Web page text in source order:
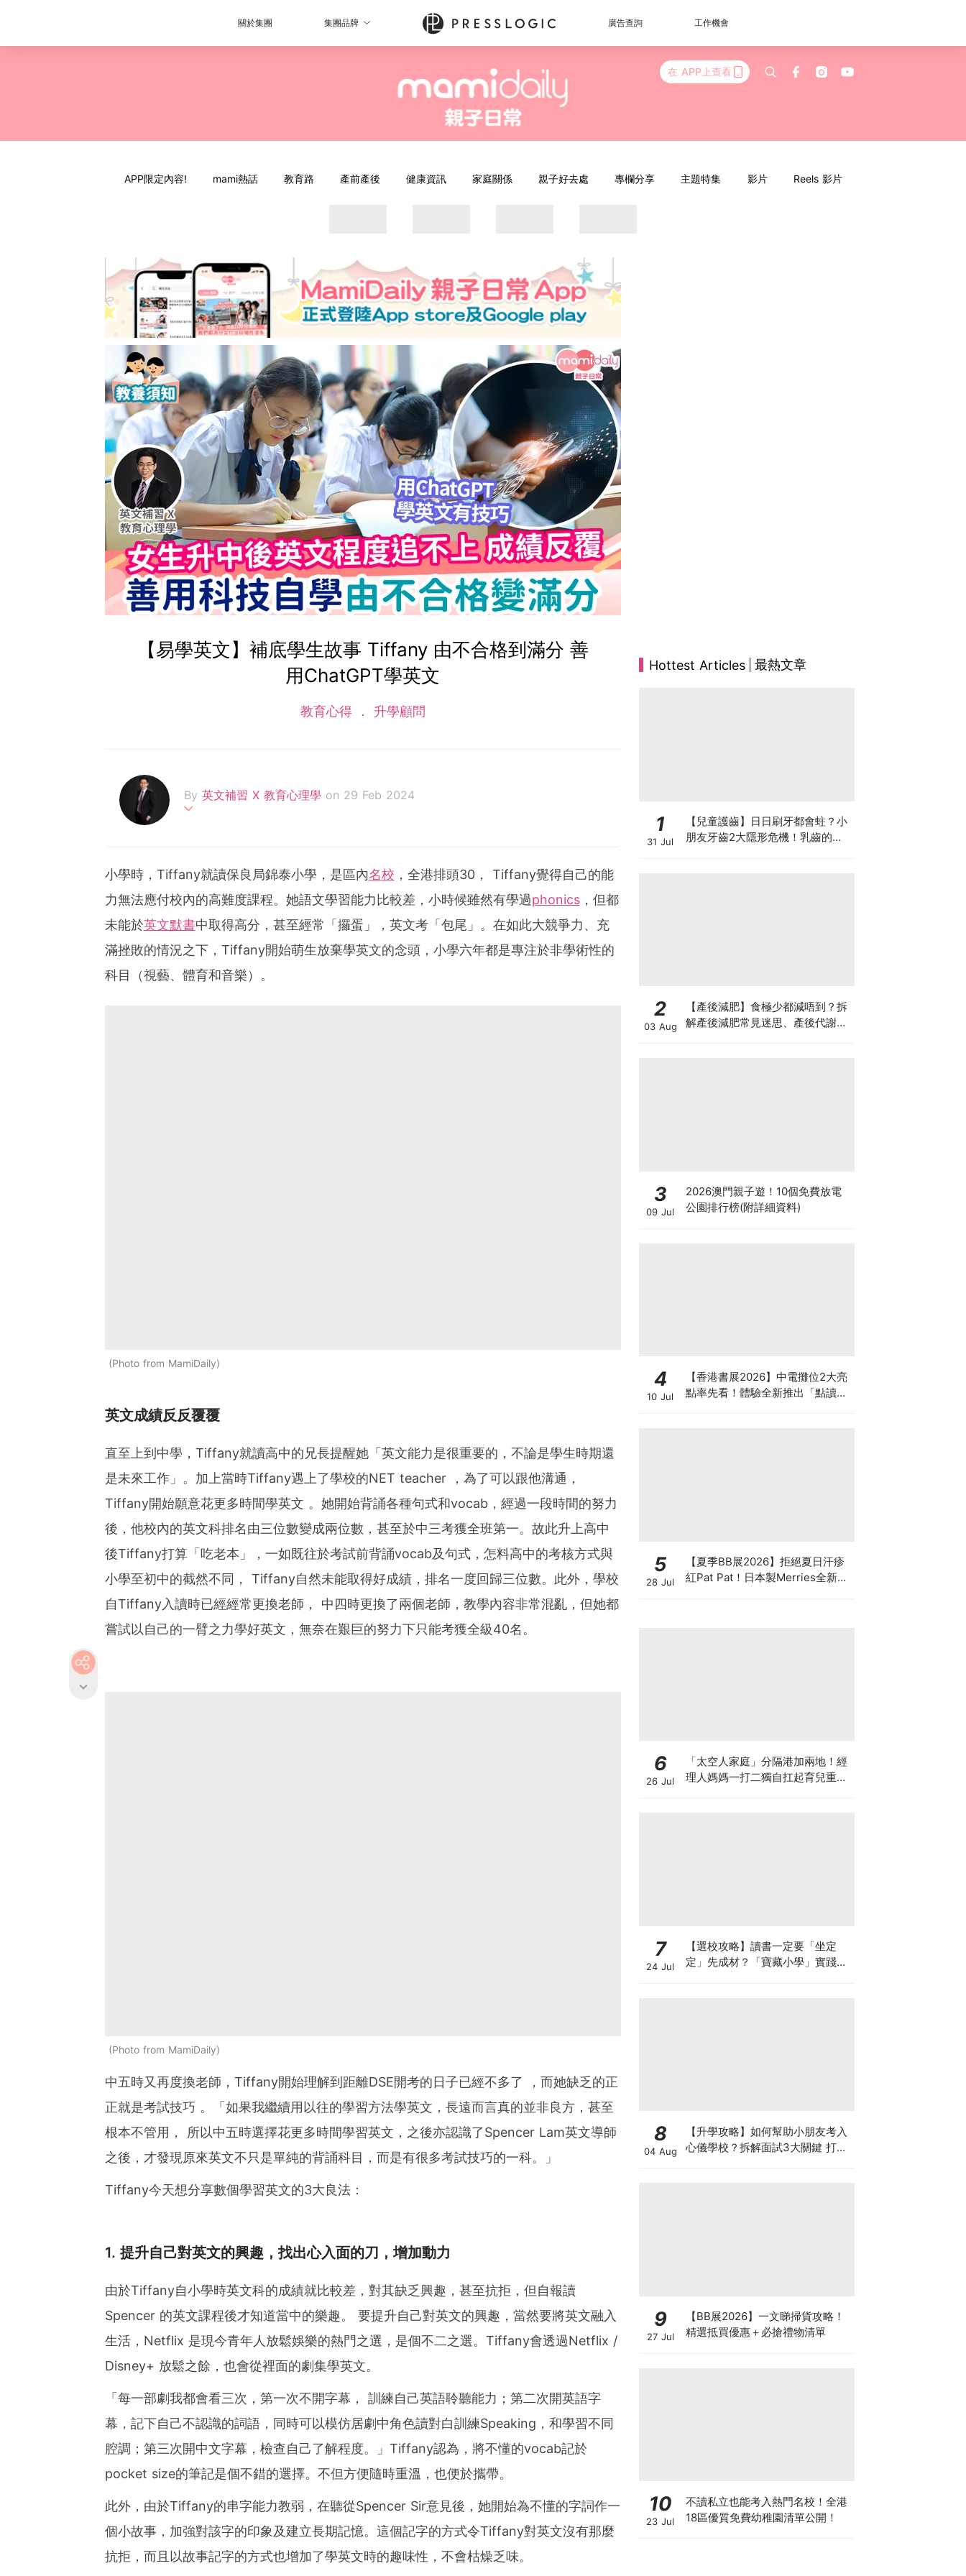
關於集團 集團品牌 廣告查詢 工作機會
在 APP上查看
APP限定內容! mami熱話 教育路 產前產後 健康資訊 家庭關係 親子好去處 專欄分享 主題特集 影片 Reels 影片
【易學英文】補底學生故事 Tiffany 由不合格到滿分 善
用ChatGPT學英文
教育心得 升學顧問
By 英文補習 X 教育心理學 on 29 Feb 2024
於短短8年間，已經幫超過1000名同學於英文上取得好成績
小學時，Tiffany就讀保良局錦泰小學，是區內名校 ，全港排頭30， Tiffany覺得自己的能
力無法應付校內的高難度課程。她語文學習能力比較差，小時候雖然有學過phonics，但都
未能於英文默書中取得高分，甚至經常「攞蛋」，英文考「包尾」。在如此大競爭力、充
滿挫敗的情況之下，Tiffany開始萌生放棄學英文的念頭，小學六年都是專注於非學術性的
科目（視藝、體育和音樂）。
Photo from MamiDaily
英文成績反反覆覆
直至上到中學，Tiffany就讀高中的兄長提醒她「英文能力是很重要的，不論是學生時期還
是未來工作」。加上當時Tiffany遇上了學校的NET teacher ，為了可以跟他溝通，
Tiffany開始願意花更多時間學英文 。她開始背誦各種句式和vocab，經過一段時間的努力
後，他校內的英文科排名由三位數變成兩位數，甚至於中三考獲全班第一。故此升上高中
後Tiffany打算「吃老本」，一如既往於考試前背誦vocab及句式，怎料高中的考核方式與
小學至初中的截然不同， Tiffany自然未能取得好成績，排名一度回歸三位數。此外，學校
自Tiffany入讀時已經經常更換老師， 中四時更換了兩個老師，教學內容非常混亂，但她都
嘗試以自己的一臂之力學好英文，無奈在艱巨的努力下只能考獲全級40名。
Photo from MamiDaily
中五時又再度換老師，Tiffany開始理解到距離DSE開考的日子已經不多了 ，而她缺乏的正
正就是考試技巧 。「如果我繼續用以往的學習方法學英文，長遠而言真的並非良方，甚至
根本不管用， 所以中五時選擇花更多時間學習英文，之後亦認識了Spencer Lam英文導師
之後，才發現原來英文不只是單純的背誦科目，而是有很多考試技巧的一科。」
Tiffany今天想分享數個學習英文的3大良法：
1. 提升自己對英文的興趣，找出心入面的刀，增加動力
由於Tiffany自小學時英文科的成績就比較差，對其缺乏興趣，甚至抗拒，但自報讀
Spencer 的英文課程後才知道當中的樂趣。 要提升自己對英文的興趣，當然要將英文融入
生活，Netflix 是現今青年人放鬆娛樂的熱門之選，是個不二之選。Tiffany會透過Netflix /
Disney+ 放鬆之餘，也會從裡面的劇集學英文。
「每一部劇我都會看三次，第一次不開字幕， 訓練自己英語聆聽能力；第二次開英語字
幕，記下自己不認識的詞語，同時可以模仿居劇中角色讀對白訓練Speaking，和學習不同
腔調；第三次開中文字幕，檢查自己了解程度。」Tiffany認為，將不懂的vocab記於
pocket size的筆記是個不錯的選擇。不但方便隨時重溫，也便於攜帶。
此外，由於Tiffany的串字能力教弱，在聽從Spencer Sir意見後，她開始為不懂的字詞作一
個小故事，加強對該字的印象及建立長期記憶。這個記字的方式令Tiffany對英文沒有那麼
抗拒，而且以故事記字的方式也增加了學英文時的趣味性，不會枯燥乏味。
Hottest Articles 最熱文章
1
31 Jul
【兒童護齒】日日刷牙都會蛀？小
朋友牙齒2大隱形危機！乳齒的琺
2
03 Aug
【產後減肥】食極少都減唔到？拆
解產後減肥常見迷思、產後代謝、
3
09 Jul
2026澳門親子遊！10個免費放電
公園排行榜(附詳細資料)
4
10 Jul
【香港書展2026】中電攤位2大亮
點率先看！體驗全新推出「點讀故
5
28 Jul
【夏季BB展2026】拒絕夏日汗疹
紅Pat Pat！日本製Merries全新超
6
26 Jul
「太空人家庭」分隔港加兩地！經
理人媽媽一打二獨自扛起育兒重
7
24 Jul
【選校攻略】讀書一定要「坐定
定」先成材？「寶藏小學」實踐動
8
04 Aug
【升學攻略】如何幫助小朋友考入
心儀學校？拆解面試3大關鍵 打好
9
27 Jul
【BB展2026】一文睇掃貨攻略！
精選抵買優惠＋必搶禮物清單
10
23 Jul
不讀私立也能考入熱門名校！全港
18區優質免費幼稚園清單公開！